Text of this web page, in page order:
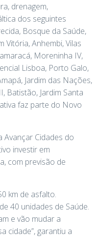
drenagem,
dos seguintes
Bosque da Saúde,
Vitória, Anhembi, Vilas
Moreninha IV,
Lisboa, Porto Galo,
Jardim das Nações,
Batistão, Jardim Santa
faz parte do Novo
Cidades do
investir em
com previsão de
km de asfalto.
40 unidades de Saúde.
e vão mudar a
cidade”, garantiu a